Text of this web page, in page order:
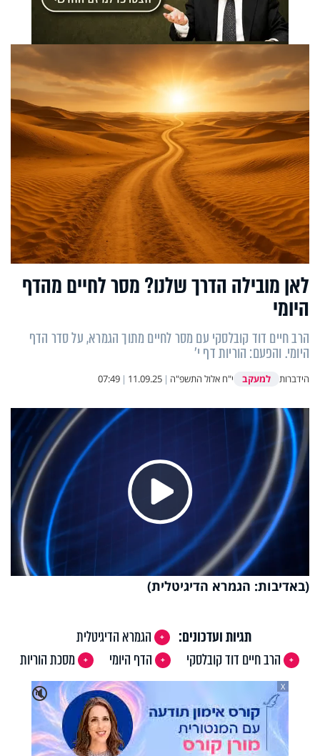
לאן מובילה הדרך שלנו? מסר לחיים מהדף
היומי
הרב חיים דוד קובלסקי עם מסר לחיים מתוך הגמרא, על סדר הדף
היומי. והפעם: הוריות דף י'
הידברות למעקב י"ח אלול התשפ"ה |
11.09.25
|
07:49
Play
Video
(באדיבות: הגמרא הדיגיטלית)
תגיות ועדכונים:
הגמרא הדיגיטלית
הרב חיים דוד קובלסקי
הדף היומי
מסכת הוריות
🔇
X